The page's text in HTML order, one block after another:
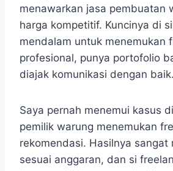
menawarkan jasa pembuatan
harga kompetitif. Kuncinya di
mendalam untuk menemukan
profesional, punya portofolio
diajak komunikasi dengan baik.
Saya pernah menemui kasus
pemilik warung menemukan
rekomendasi. Hasilnya sangat
sesuai anggaran, dan si